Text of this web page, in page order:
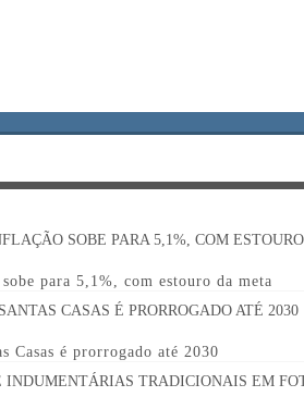
para 5,1%, com estouro da meta
Casas é prorrogado até 2030